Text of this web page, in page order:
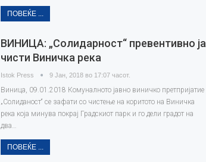
ПОВЕЌЕ ...
ВИНИЦА: „Солидарност“ превентивно ја
чисти Виничка река
Istok Press 9 Јан, 2018 во 17:07 часот.
Виница, 09.01.2018 Комуналното јавно виничко претпријатие
„Солиданост“ се зафати со чистење на коритото на Виничка
река која минува покрај Градскиот парк и го дели градот на
два…
ПОВЕЌЕ ...